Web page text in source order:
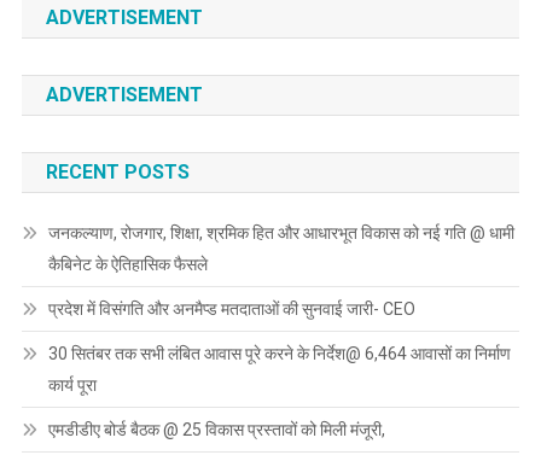
ADVERTISEMENT
ADVERTISEMENT
RECENT POSTS
जनकल्याण, रोजगार, शिक्षा, श्रमिक हित और आधारभूत विकास को नई गति @ धामी
कैबिनेट के ऐतिहासिक फैसले
प्रदेश में विसंगति और अनमैप्ड मतदाताओं की सुनवाई जारी- CEO
30 सितंबर तक सभी लंबित आवास पूरे करने के निर्देश@ 6,464 आवासों का निर्माण
कार्य पूरा
एमडीडीए बोर्ड बैठक @ 25 विकास प्रस्तावों को मिली मंजूरी,